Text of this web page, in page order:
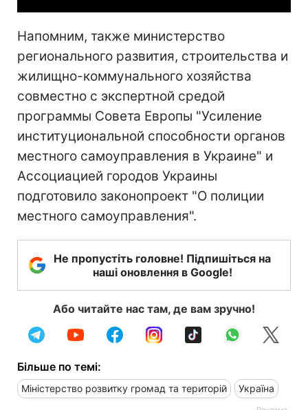
Напомним, также министерство
регионального развития, строительства и
жилищно-коммунального хозяйства
совместно с экспертной средой
программы Совета Европы "Усиление
институциональной способности органов
местного самоуправления в Украине" и
Ассоциацией городов Украины
подготовило законопроект "О полиции
местного самоуправления".
Не пропустіть головне! Підпишіться на
наші оновлення в Google!
Або читайте нас там, де вам зручно!
Більше по темі:
Міністерство розвитку громад та територій Україна